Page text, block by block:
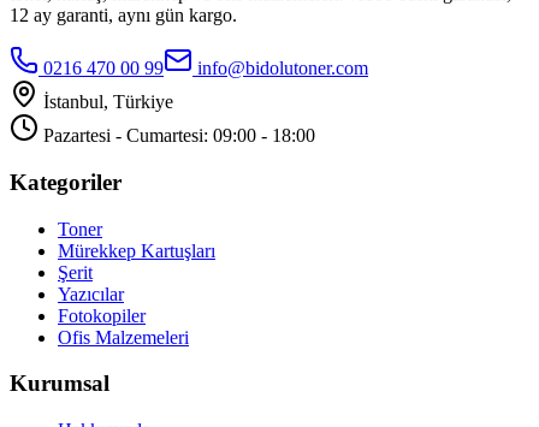
12 ay garanti, aynı gün kargo.
0216 470 00 99
info@bidolutoner.com
İstanbul, Türkiye
Pazartesi - Cumartesi: 09:00 - 18:00
Kategoriler
Toner
Mürekkep Kartuşları
Şerit
Yazıcılar
Fotokopiler
Ofis Malzemeleri
Kurumsal